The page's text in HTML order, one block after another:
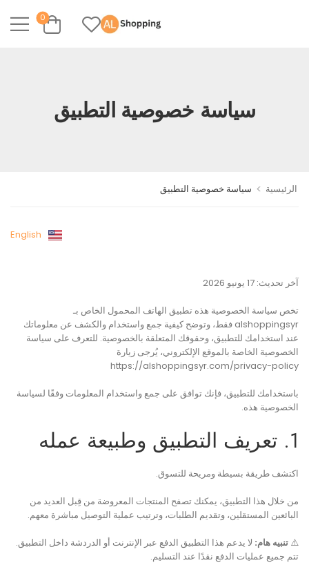
0
سياسة خصوصية التطبيق
الرئيسية > سياسة خصوصية التطبيق
English
آخر تحديث: 17 يونيو 2026
تخص سياسة الخصوصية هذه تطبيق الهاتف المحمول الخاص بـ
alshoppingsyr فقط، وتوضح كيفية جمع واستخدام والكشف عن معلوماتك
عند استخدامك للتطبيق، وحقوقك المتعلقة بالخصوصية. للتعرف على سياسة
الخصوصية الخاصة بالموقع الإلكتروني، يُرجى زيارة
https://alshoppingsyr.com/privacy-policy
باستخدامك للتطبيق، فإنك توافق على جمع واستخدام المعلومات وفقًا لسياسة
الخصوصية هذه.
1. تعريف التطبيق وطبيعة عمله
اكتشف طريقة بسيطة ومريحة للتسوق.
من خلال هذا التطبيق، يمكنك تصفح المنتجات المعروضة من قِبل العديد من
البائعين المستقلين، وتقديم الطلبات، وترتيب عملية التوصيل مباشرة معهم.
⚠️ تنبيه هام: لا يدعم هذا التطبيق الدفع عبر الإنترنت أو الدردشة داخل التطبيق.
تتم جميع عمليات الدفع نقدًا عند التسليم.